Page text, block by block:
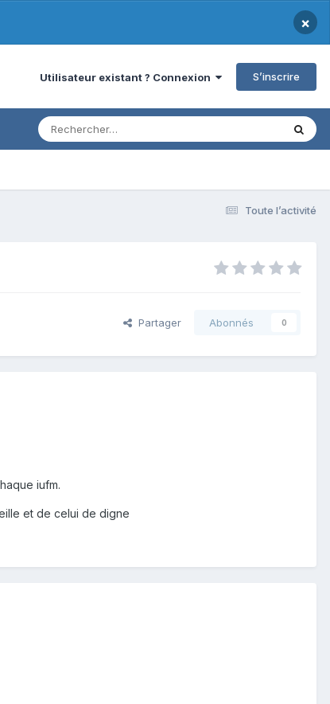
×
Utilisateur existant ? Connexion S’inscrire
Toute l’activité
Partager Abonnés 0
iufm.
et de celui de digne